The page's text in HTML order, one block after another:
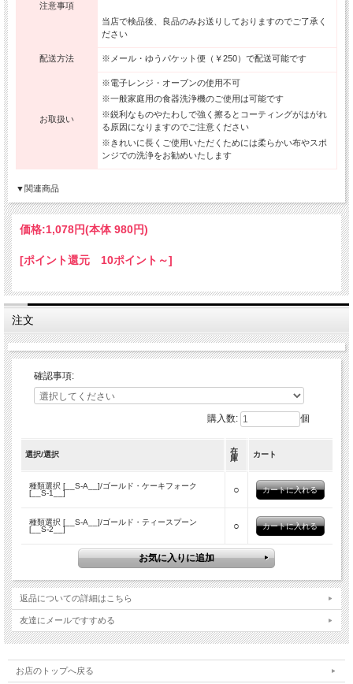
注意事項
当店で検品後、良品のみお送りしておりますのでご了承く
ださい
配送方法 ※メール・ゆうパケット便（￥250）で配送可能です
お取扱い
※電子レンジ・オーブンの使用不可
※一般家庭用の食器洗浄機のご使用は可能です
※鋭利なものやたわしで強く擦るとコーティングがはがれ
る原因になりますのでご注意ください
※きれいに長くご使用いただくためには柔らかい布やスポ
ンジでの洗浄をお勧めいたします
▼関連商品
価格:1,078円(本体 980円)
[ポイント還元 10ポイント～]
注文
確認事項:
購入数: 個
選択/選択
在
庫
カート
種類選択 [__S-A__]/ゴールド・ケーキフォーク
[__S-1__]
○
種類選択 [__S-A__]/ゴールド・ティースプーン
[__S-2__]
○
返品についての詳細はこちら
友達にメールですすめる
お店のトップへ戻る